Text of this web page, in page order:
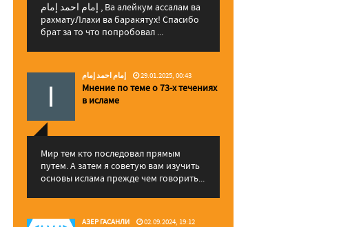
إمام احمد إمام , Ва алейкум ассалам ва
рахматуЛлахи ва баракятух! Спасибо
брат за то что попробовал ...
إمام احمد إمام 29.01.2025, 00:43
Мнение по теме о 73-х течениях
в исламе
Мир тем кто последовал прямым
путем. А затем я советую вам изучить
основы ислама прежде чем говорить...
АЗЕР ГАСАНЛИ 02.09.2024, 19:12